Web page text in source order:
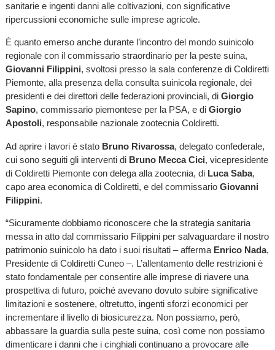
sanitarie e ingenti danni alle coltivazioni, con significative
ripercussioni economiche sulle imprese agricole.
È quanto emerso anche durante l’incontro del mondo suinicolo
regionale con il commissario straordinario per la peste suina,
Giovanni Filippini, svoltosi presso la sala conferenze di Coldiretti
Piemonte, alla presenza della consulta suinicola regionale, dei
presidenti e dei direttori delle federazioni provinciali, di Giorgio
Sapino, commissario piemontese per la PSA, e di Giorgio
Apostoli, responsabile nazionale zootecnia Coldiretti.
Ad aprire i lavori è stato Bruno Rivarossa, delegato confederale,
cui sono seguiti gli interventi di Bruno Mecca Cici, vicepresidente
di Coldiretti Piemonte con delega alla zootecnia, di Luca Saba,
capo area economica di Coldiretti, e del commissario Giovanni
Filippini.
“Sicuramente dobbiamo riconoscere che la strategia sanitaria
messa in atto dal commissario Filippini per salvaguardare il nostro
patrimonio suinicolo ha dato i suoi risultati – afferma Enrico Nada,
Presidente di Coldiretti Cuneo –. L’allentamento delle restrizioni è
stato fondamentale per consentire alle imprese di riavere una
prospettiva di futuro, poiché avevano dovuto subire significative
limitazioni e sostenere, oltretutto, ingenti sforzi economici per
incrementare il livello di biosicurezza. Non possiamo, però,
abbassare la guardia sulla peste suina, così come non possiamo
dimenticare i danni che i cinghiali continuano a provocare alle